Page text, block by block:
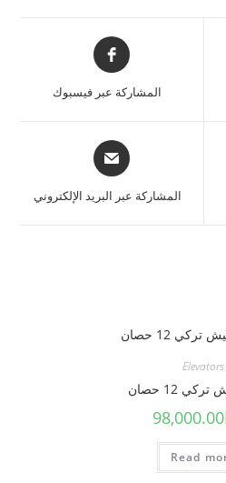
المشاركة عبر فيسبوك
المشاركة عبر البريد الإلكتروني
Elevators
12 حصان
98,000.00
Read